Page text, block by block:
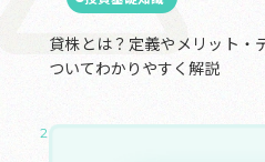
貸株とは？定義やメリット・
ついてわかりやすく解説
2024.09.24